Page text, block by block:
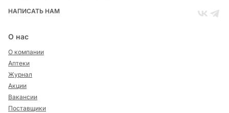
НАПИСАТЬ НАМ
О нас
О компании
Аптеки
Журнал
Акции
Вакансии
Поставщики